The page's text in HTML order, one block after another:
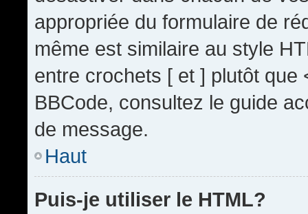
appropriée du formulaire de
même est similaire au style
entre crochets [ et ] plutôt que
BBCode, consultez le guide
de message.
Haut
Puis-je utiliser le HTML?